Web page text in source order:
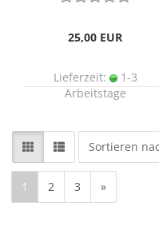
25,00 EUR
Lieferzeit:
1-3
Arbeitstage
Sortieren
Sortieren
1 2 3 »